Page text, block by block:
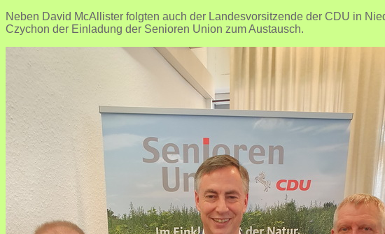
Neben David McAllister folgten auch der Landesvorsitzende der CDU in
Czychon der Einladung der Senioren Union zum Austausch.